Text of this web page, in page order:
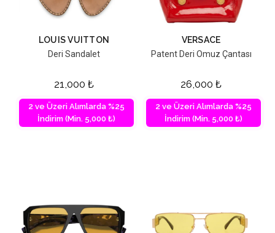
LOUIS VUITTON
Deri Sandalet
21,000 ₺
2 ve Üzeri Alımlarda %25
İndirim (Min. 5,000 ₺)
VERSACE
Patent Deri Omuz Çantası
26,000 ₺
2 ve Üzeri Alımlarda %25
İndirim (Min. 5,000 ₺)